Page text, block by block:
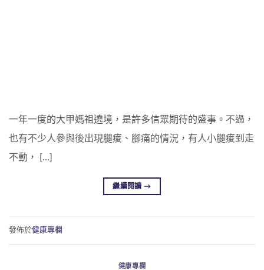
一年一度的大甲媽祖遶境，是許多信眾期待的盛事。不過，
也有不少人參與後出現腿痠、腳痛的情況，有人小腿痠到走
不動， […]
繼續閱讀→
發佈於健康專欄
健康專欄